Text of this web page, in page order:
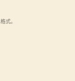
式。